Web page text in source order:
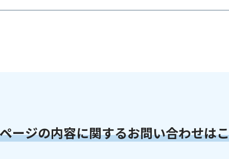
ージの内容に関するお問い合わせは